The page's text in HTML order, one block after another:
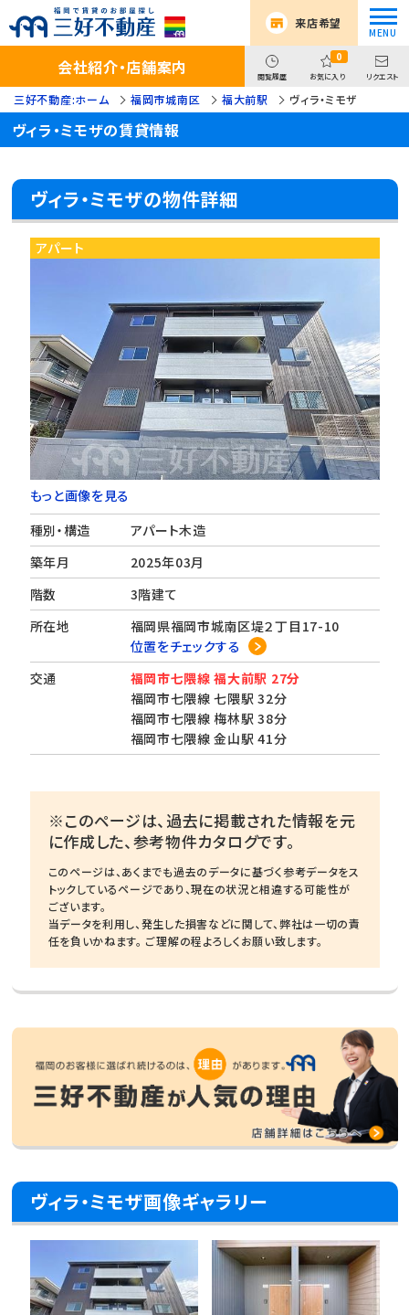
来店希望
会社紹介・店舗案内 閲覧履歴
0
お気に入り リクエスト
三好不動産:ホーム 福岡市城南区 福大前駅 ヴィラ・ミモザ
ヴィラ・ミモザの賃貸情報
ヴィラ・ミモザの物件詳細
アパート
もっと画像を見る
種別・構造
アパート木造
築年月
2025年03月
階数
3階建て
所在地
福岡県福岡市城南区堤２丁目17-10
位置をチェックする
交通
福岡市七隈線 福大前駅 27分
福岡市七隈線 七隈駅 32分
福岡市七隈線 梅林駅 38分
福岡市七隈線 金山駅 41分
※このページは、過去に掲載された情報を元
に作成した、参考物件カタログです。
このページは、あくまでも過去のデータに基づく参考データをス
トックしているページであり、現在の状況と相違する可能性が
ございます。
当データを利用し、発生した損害などに関して、弊社は一切の責
任を負いかねます。 ご理解の程よろしくお願い致します。
ヴィラ・ミモザ画像ギャラリー